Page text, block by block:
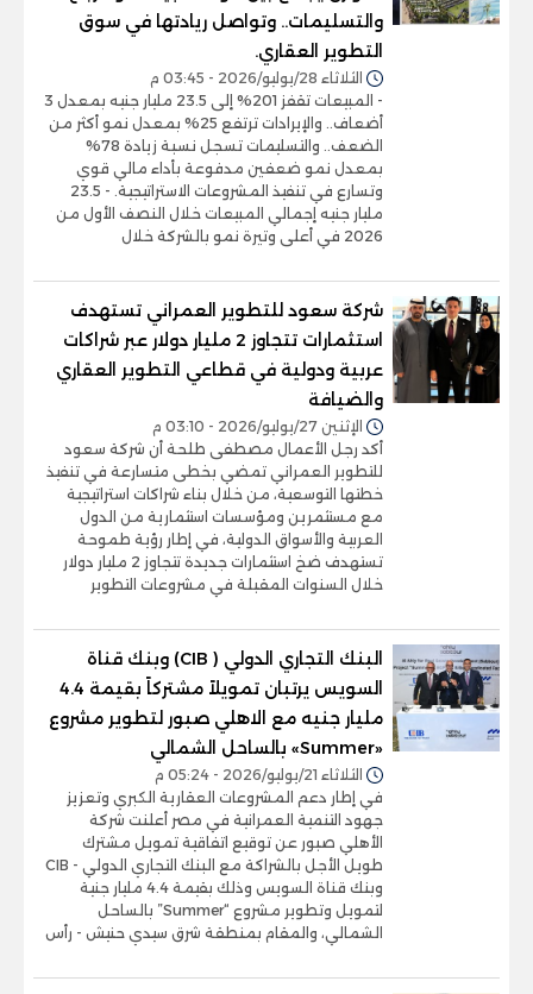
والتسليمات.. وتواصل ريادتها في سوق
التطوير العقاري.
الثلاثاء 28/يوليو/2026 - 03:45 م
- المبيعات تقفز 201% إلى 23.5 مليار جنيه بمعدل 3
أضعاف.. والإيرادات ترتفع 25% بمعدل نمو أكثر من
الضعف.. والتسليمات تسجل نسبة زيادة 78%
بمعدل نمو ضعفين مدفوعة بأداء مالي قوي
وتسارع في تنفيذ المشروعات الاستراتيجية. - 23.5
مليار جنيه إجمالي المبيعات خلال النصف الأول من
2026 في أعلى وتيرة نمو بالشركة خلال
شركة سعود للتطوير العمراني تستهدف
استثمارات تتجاوز 2 مليار دولار عبر شراكات
عربية ودولية في قطاعي التطوير العقاري
والضيافة
الإثنين 27/يوليو/2026 - 03:10 م
أكد رجل الأعمال مصطفى طلحة أن شركة سعود
للتطوير العمراني تمضي بخطى متسارعة في تنفيذ
خطتها التوسعية، من خلال بناء شراكات استراتيجية
مع مستثمرين ومؤسسات استثمارية من الدول
العربية والأسواق الدولية، في إطار رؤية طموحة
تستهدف ضخ استثمارات جديدة تتجاوز 2 مليار دولار
خلال السنوات المقبلة في مشروعات التطوير
البنك التجاري الدولي ( CIB) وبنك قناة
السويس يرتبان تمويلاً مشتركاً بقيمة 4.4
مليار جنيه مع الاهلي صبور لتطوير مشروع
«Summer» بالساحل الشمالي
الثلاثاء 21/يوليو/2026 - 05:24 م
في إطار دعم المشروعات العقارية الكبري وتعزيز
جهود التنمية العمرانية في مصر أعلنت شركة
الأهلي صبور عن توقيع اتفاقية تمويل مشترك
طويل الأجل بالشراكة مع البنك التجاري الدولي - CIB
وبنك قناة السويس وذلك بقيمة 4.4 مليار جنية
لتمويل وتطوير مشروع “Summer” بالساحل
الشمالي، والمقام بمنطقة شرق سيدي حنيش - رأس